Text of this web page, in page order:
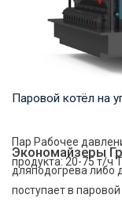
Паровой котёл на
Пар Рабочее
продукта: 20-75 т/ч
Экономайзеры
дляподогрева либо
поступает в